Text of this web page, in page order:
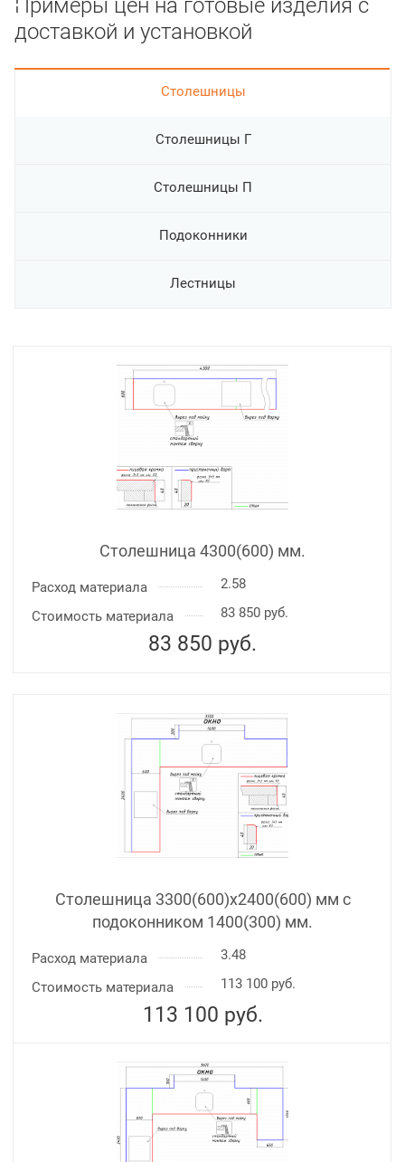
Примеры цен на готовые изделия с
доставкой и установкой
Cтолешницы
Столешницы Г
Столешницы П
Подоконники
Лестницы
Столешница 4300(600) мм.
Расход материала
2.58
Стоимость материала
83 850 руб.
83 850 руб.
Столешница 3300(600)х2400(600) мм с
подоконником 1400(300) мм.
Расход материала
3.48
Стоимость материала
113 100 руб.
113 100 руб.